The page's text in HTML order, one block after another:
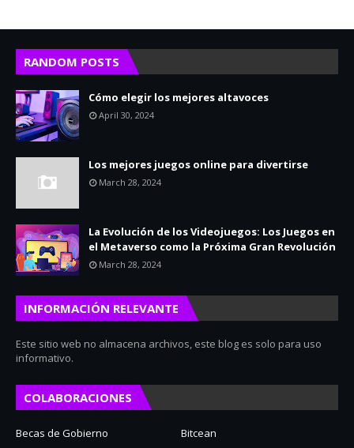
RANDOM POSTS
Cómo elegir los mejores altavoces
April 30, 2024
Los mejores juegos online para divertirse
March 28, 2024
La Evolución de los Videojuegos: Los Juegos en
el Metaverso como la Próxima Gran Revolución
March 28, 2024
INFORMACIÓN RELEVANTE
Este sitio web no almacena archivos, este blog es solo para uso
informativo.
COLABORACIONES
Becas de Gobierno
Bitcean